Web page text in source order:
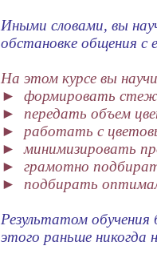
Иными словами, вы
обстановке общения с
На этом курсе вы
► формировать
► передать объем
► работать с
► минимизировать
► грамотно
► подбирать
Результатом
этого раньше никогда